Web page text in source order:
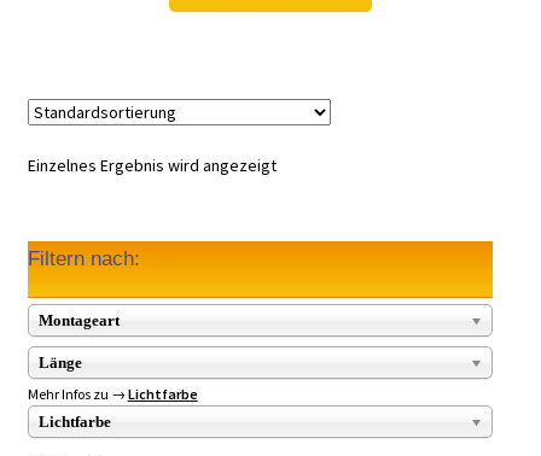
299,98 € 139,98 €.
Einzelnes Ergebnis wird angezeigt
Filtern nach:
Montageart
Länge
Mehr Infos zu → Lichtfarbe
Lichtfarbe